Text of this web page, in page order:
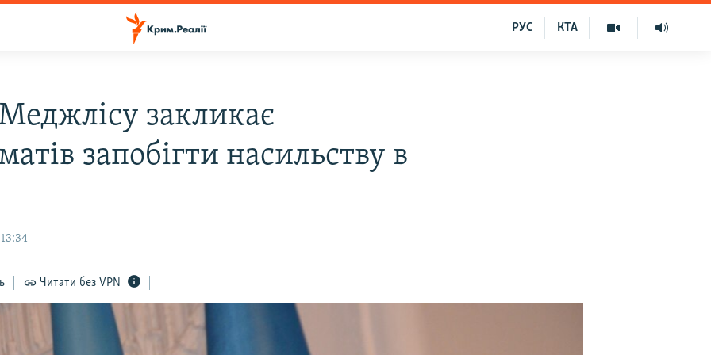
КТА
РУС
закликає
запобігти насильству в
Читати без VPN